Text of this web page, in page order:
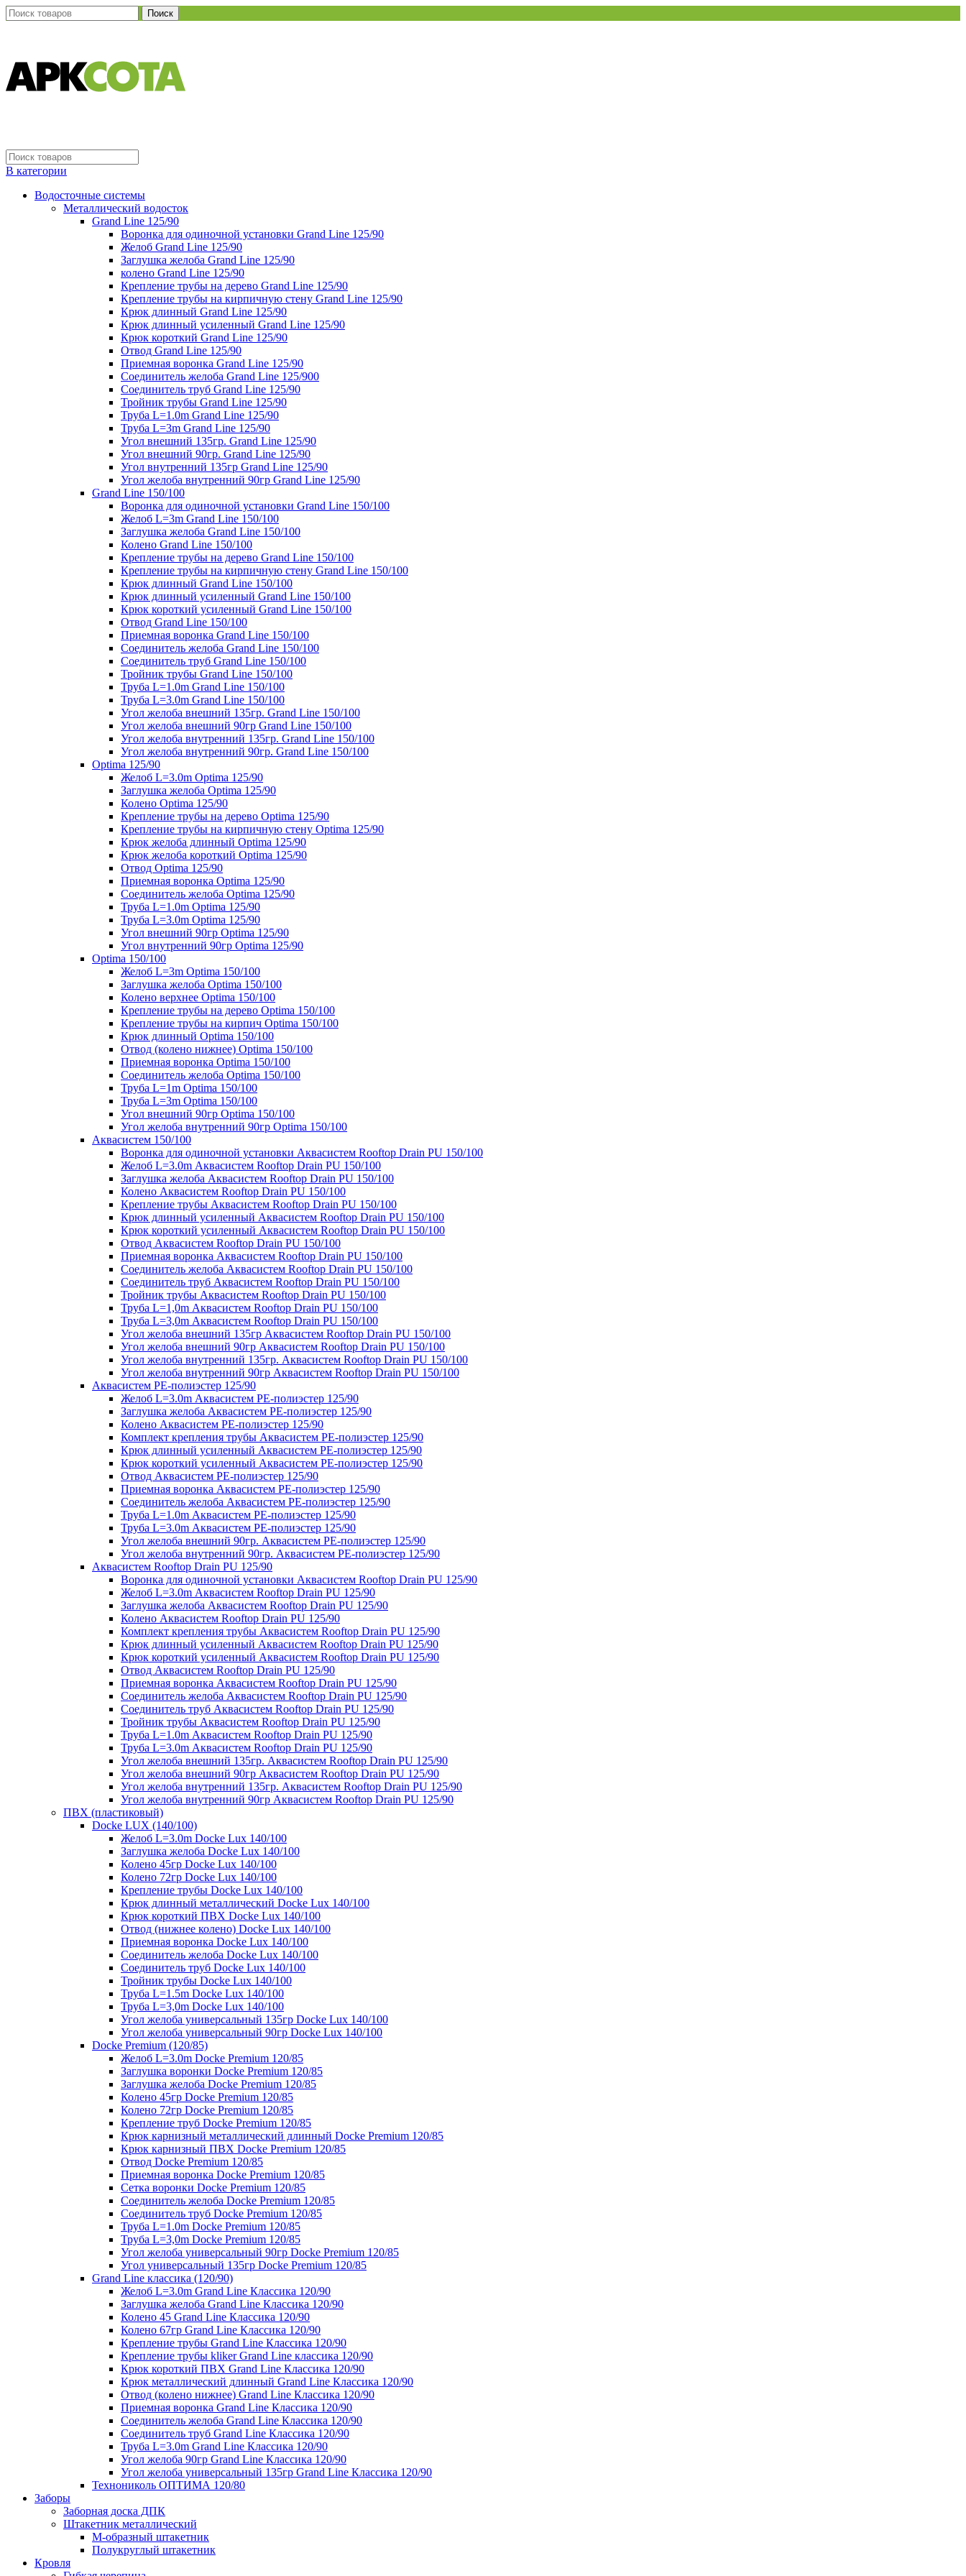
Поиск
В категории
Водосточные системы
Металлический водосток
Grand Line 125/90
Воронка для одиночной установки Grand Line 125/90
Желоб Grand Line 125/90
Заглушка желоба Grand Line 125/90
колено Grand Line 125/90
Крепление трубы на дерево Grand Line 125/90
Крепление трубы на кирпичную стену Grand Line 125/90
Крюк длинный Grand Line 125/90
Крюк длинный усиленный Grand Line 125/90
Крюк короткий Grand Line 125/90
Отвод Grand Line 125/90
Приемная воронка Grand Line 125/90
Соединитель желоба Grand Line 125/900
Соединитель труб Grand Line 125/90
Тройник трубы Grand Line 125/90
Труба L=1.0m Grand Line 125/90
Труба L=3m Grand Line 125/90
Угол внешний 135гр. Grand Line 125/90
Угол внешний 90гр. Grand Line 125/90
Угол внутренний 135гр Grand Line 125/90
Угол желоба внутренний 90гр Grand Line 125/90
Grand Line 150/100
Воронка для одиночной установки Grand Line 150/100
Желоб L=3m Grand Line 150/100
Заглушка желоба Grand Line 150/100
Колено Grand Line 150/100
Крепление трубы на дерево Grand Line 150/100
Крепление трубы на кирпичную стену Grand Line 150/100
Крюк длинный Grand Line 150/100
Крюк длинный усиленный Grand Line 150/100
Крюк короткий усиленный Grand Line 150/100
Отвод Grand Line 150/100
Приемная воронка Grand Line 150/100
Соединитель желоба Grand Line 150/100
Соединитель труб Grand Line 150/100
Тройник трубы Grand Line 150/100
Труба L=1.0m Grand Line 150/100
Труба L=3.0m Grand Line 150/100
Угол желоба внешний 135гр. Grand Line 150/100
Угол желоба внешний 90гр Grand Line 150/100
Угол желоба внутренний 135гр. Grand Line 150/100
Угол желоба внутренний 90гр. Grand Line 150/100
Optima 125/90
Желоб L=3.0m Optima 125/90
Заглушка желоба Optima 125/90
Колено Optima 125/90
Крепление трубы на дерево Optima 125/90
Крепление трубы на кирпичную стену Optima 125/90
Крюк желоба длинный Optima 125/90
Крюк желоба короткий Optima 125/90
Отвод Optima 125/90
Приемная воронка Optima 125/90
Соединитель желоба Optima 125/90
Труба L=1.0m Optima 125/90
Труба L=3.0m Optima 125/90
Угол внешний 90гр Optima 125/90
Угол внутренний 90гр Optima 125/90
Optima 150/100
Желоб L=3m Optima 150/100
Заглушка желоба Optima 150/100
Колено верхнее Optima 150/100
Крепление трубы на дерево Optima 150/100
Крепление трубы на кирпич Optima 150/100
Крюк длинный Optima 150/100
Отвод (колено нижнее) Optima 150/100
Приемная воронка Optima 150/100
Соединитель желоба Optima 150/100
Труба L=1m Optima 150/100
Труба L=3m Optima 150/100
Угол внешний 90гр Optima 150/100
Угол желоба внутренний 90гр Optima 150/100
Аквасистем 150/100
Воронка для одиночной установки Аквасистем Rooftop Drain PU 150/100
Желоб L=3.0m Аквасистем Rooftop Drain PU 150/100
Заглушка желоба Аквасистем Rooftop Drain PU 150/100
Колено Аквасистем Rooftop Drain PU 150/100
Крепление трубы Аквасистем Rooftop Drain PU 150/100
Крюк длинный усиленный Аквасистем Rooftop Drain PU 150/100
Крюк короткий усиленный Аквасистем Rooftop Drain PU 150/100
Отвод Аквасистем Rooftop Drain PU 150/100
Приемная воронка Аквасистем Rooftop Drain PU 150/100
Соединитель желоба Аквасистем Rooftop Drain PU 150/100
Соединитель труб Аквасистем Rooftop Drain PU 150/100
Тройник трубы Аквасистем Rooftop Drain PU 150/100
Труба L=1,0m Аквасистем Rooftop Drain PU 150/100
Труба L=3,0m Аквасистем Rooftop Drain PU 150/100
Угол желоба внешний 135гр Аквасистем Rooftop Drain PU 150/100
Угол желоба внешний 90гр Аквасистем Rooftop Drain PU 150/100
Угол желоба внутренний 135гр. Аквасистем Rooftop Drain PU 150/100
Угол желоба внутренний 90гр Аквасистем Rooftop Drain PU 150/100
Аквасистем PE-полиэстер 125/90
Желоб L=3.0m Аквасистем PE-полиэстер 125/90
Заглушка желоба Аквасистем PE-полиэстер 125/90
Колено Аквасистем PE-полиэстер 125/90
Комплект крепления трубы Аквасистем PE-полиэстер 125/90
Крюк длинный усиленный Аквасистем PE-полиэстер 125/90
Крюк короткий усиленный Аквасистем PE-полиэстер 125/90
Отвод Аквасистем РЕ-полиэстер 125/90
Приемная воронка Аквасистем PE-полиэстер 125/90
Соединитель желоба Аквасистем PE-полиэстер 125/90
Труба L=1.0m Аквасистем PE-полиэстер 125/90
Труба L=3.0m Аквасистем PE-полиэстер 125/90
Угол желоба внешний 90гр. Аквасистем PE-полиэстер 125/90
Угол желоба внутренний 90гр. Аквасистем PE-полиэстер 125/90
Аквасистем Rooftop Drain PU 125/90
Воронка для одиночной установки Аквасистем Rooftop Drain PU 125/90
Желоб L=3.0m Аквасистем Rooftop Drain PU 125/90
Заглушка желоба Аквасистем Rooftop Drain PU 125/90
Колено Аквасистем Rooftop Drain PU 125/90
Комплект крепления трубы Аквасистем Rooftop Drain PU 125/90
Крюк длинный усиленный Аквасистем Rooftop Drain PU 125/90
Крюк короткий усиленный Аквасистем Rooftop Drain PU 125/90
Отвод Аквасистем Rooftop Drain PU 125/90
Приемная воронка Аквасистем Rooftop Drain PU 125/90
Соединитель желоба Аквасистем Rooftop Drain PU 125/90
Соединитель труб Аквасистем Rooftop Drain PU 125/90
Тройник трубы Аквасистем Rooftop Drain PU 125/90
Труба L=1.0m Аквасистем Rooftop Drain PU 125/90
Труба L=3.0m Аквасистем Rooftop Drain PU 125/90
Угол желоба внешний 135гр. Аквасистем Rooftop Drain PU 125/90
Угол желоба внешний 90гр Аквасистем Rooftop Drain PU 125/90
Угол желоба внутренний 135гр. Аквасистем Rooftop Drain PU 125/90
Угол желоба внутренний 90гр Аквасистем Rooftop Drain PU 125/90
ПВХ (пластиковый)
Docke LUX (140/100)
Желоб L=3.0m Docke Lux 140/100
Заглушка желоба Docke Lux 140/100
Колено 45гр Docke Lux 140/100
Колено 72гр Docke Lux 140/100
Крепление трубы Docke Lux 140/100
Крюк длинный металлический Docke Lux 140/100
Крюк короткий ПВХ Docke Lux 140/100
Отвод (нижнее колено) Docke Lux 140/100
Приемная воронка Docke Lux 140/100
Соединитель желоба Docke Lux 140/100
Соединитель труб Docke Lux 140/100
Тройник трубы Docke Lux 140/100
Труба L=1.5m Docke Lux 140/100
Труба L=3,0m Docke Lux 140/100
Угол желоба универсальный 135гр Docke Lux 140/100
Угол желоба универсальный 90гр Docke Lux 140/100
Docke Premium (120/85)
Желоб L=3.0m Docke Premium 120/85
Заглушка воронки Docke Premium 120/85
Заглушка желоба Docke Premium 120/85
Колено 45гр Docke Premium 120/85
Колено 72гр Docke Premium 120/85
Крепление труб Docke Premium 120/85
Крюк карнизный металлический длинный Docke Premium 120/85
Крюк карнизный ПВХ Docke Premium 120/85
Отвод Docke Premium 120/85
Приемная воронка Docke Premium 120/85
Сетка воронки Docke Premium 120/85
Соединитель желоба Docke Premium 120/85
Соединитель труб Docke Premium 120/85
Труба L=1.0m Docke Premium 120/85
Труба L=3,0m Docke Premium 120/85
Угол желоба универсальный 90гр Docke Premium 120/85
Угол универсальный 135гр Docke Premium 120/85
Grand Line классика (120/90)
Желоб L=3.0m Grand Line Классика 120/90
Заглушка желоба Grand Line Классика 120/90
Колено 45 Grand Line Классика 120/90
Колено 67гр Grand Line Классика 120/90
Крепление трубы Grand Line Классика 120/90
Крепление трубы kliker Grand Line классика 120/90
Крюк короткий ПВХ Grand Line Классика 120/90
Крюк металлический длинный Grand Line Классика 120/90
Отвод (колено нижнее) Grand Line Классика 120/90
Приемная воронка Grand Line Классика 120/90
Соединитель желоба Grand Line Классика 120/90
Соединитель труб Grand Line Классика 120/90
Труба L=3.0m Grand Line Классика 120/90
Угол желоба 90гр Grand Line Классика 120/90
Угол желоба универсальный 135гр Grand Line Классика 120/90
Технониколь ОПТИМА 120/80
Заборы
Заборная доска ДПК
Штакетник металлический
М-образный штакетник
Полукруглый штакетник
Кровля